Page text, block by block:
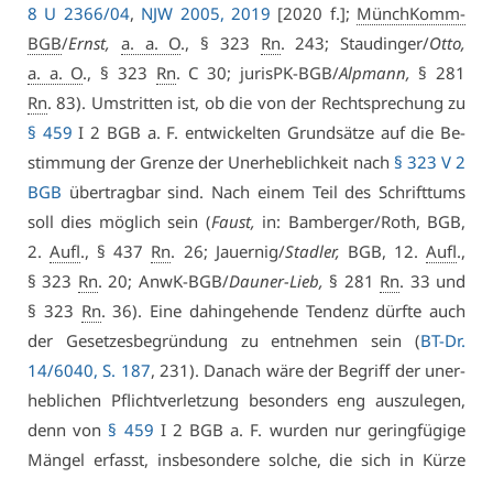
8 U 2366/04, NJW 2005, 2019 [2020 f.]; MünchKomm-
BGB/Ernst, a. a. O., § 323 Rn. 243; Stau­din­ger/Ot­to,
a. a. O., § 323 Rn. C 30; ju­risPK-BGB/Alp­mann, § 281
Rn. 83). Um­strit­ten ist, ob die von der Recht­spre­chung zu
§ 459 I 2 BGB a. F. ent­wi­ckel­ten Grund­sät­ze auf die Be­
stim­mung der Gren­ze der Un­er­heb­lich­keit nach § 323 V 2
BGB über­trag­bar sind. Nach ei­nem Teil des Schrift­tums
soll dies mög­lich sein (Faust, in: Bam­ber­ger/Roth, BGB,
2.Aufl., § 437 Rn. 26; Jau­er­nig/Stad­ler, BGB, 12.Aufl.,
§ 323 Rn. 20; AnwK-BGB/Dau­ner-Lieb, § 281 Rn. 33 und
§ 323 Rn. 36). Ei­ne da­hin­ge­hen­de Ten­denz dürf­te auch
der Ge­set­zes­be­grün­dung zu ent­neh­men sein (BT-Dr.
14/6040, S. 187, 231). Da­nach wä­re der Be­griff der un­er­
heb­li­chen Pflicht­ver­let­zung be­son­ders eng aus­zu­le­gen,
denn von § 459 I 2 BGB a. F. wur­den nur ge­ring­fü­gi­ge
Män­gel er­fasst, ins­be­son­de­re sol­che, die sich in Kür­ze